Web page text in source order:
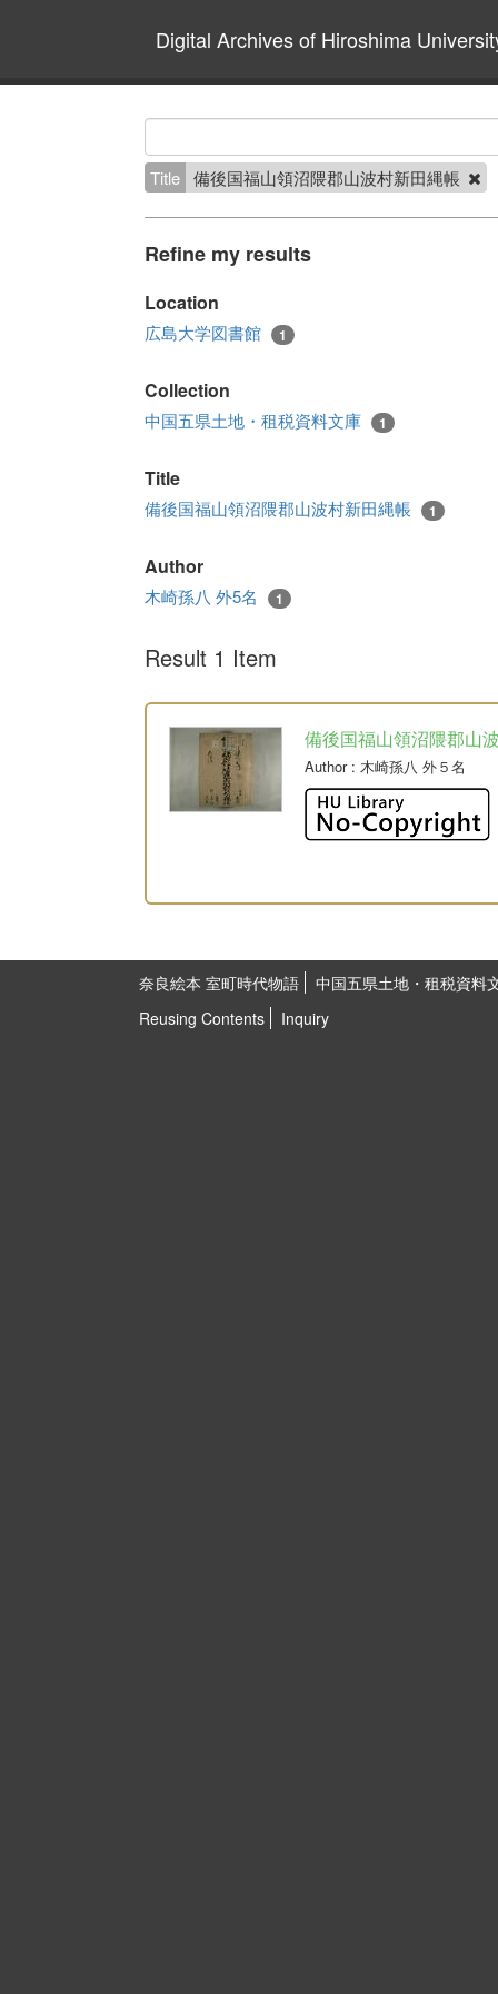
Digital Archives of Hiroshima
Title 備後国福山領沼隈郡山波村新田縄帳
Refine my results
Location
広島大学図書館 1
Collection
中国五県土地・租税資料文庫 1
Title
備後国福山領沼隈郡山波村新田縄帳 1
Author
木崎孫八 外5名 1
Result 1 Item
備後国福山領沼隈郡山
Author: 木崎孫八 外５名
奈良絵本 室町時代物語
中国五県土地・租税資料
Reusing Contents
Inquiry